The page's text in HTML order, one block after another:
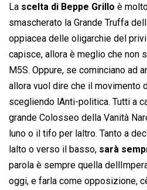
La scelta di Beppe Grillo è
smascherato la Grande Truffa
oppiacea delle oligarchie del
capisce, allora è meglio che non
M5S. Oppure, se cominciano ad
allora vuol dire che il movimento
scegliendo lAnti-politica. Tutti a
grande Colosseo della Vanità
luno o il tifo per laltro. Tanto a
lalto o verso il basso, sarà
parola è sempre quella
oggi, e farla come opposizione,